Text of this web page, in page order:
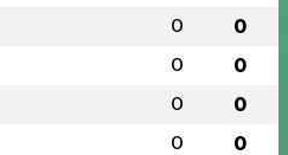
0 0
0 0
0 0
0 0